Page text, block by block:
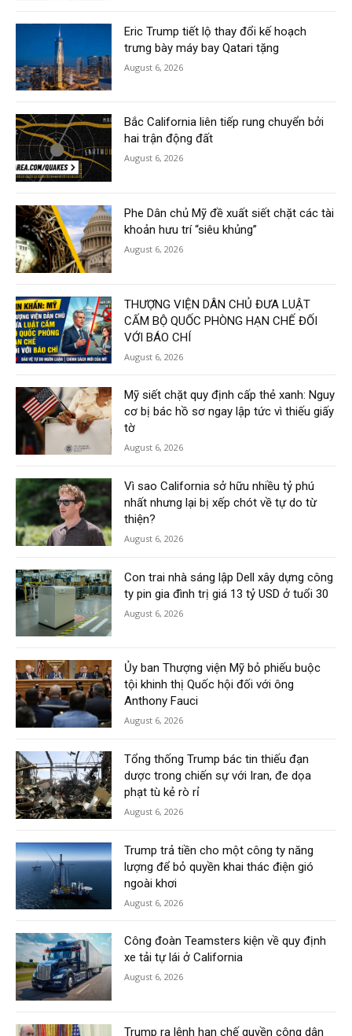
Eric Trump tiết lộ thay đổi kế hoạch
trưng bày máy bay Qatari tặng
August 6, 2026
Bắc California liên tiếp rung chuyển bởi
hai trận động đất
August 6, 2026
Phe Dân chủ Mỹ đề xuất siết chặt các tài
khoản hưu trí “siêu khủng”
August 6, 2026
THƯỢNG VIỆN DÂN CHỦ ĐƯA LUẬT
CẤM BỘ QUỐC PHÒNG HẠN CHẾ ĐỐI
VỚI BÁO CHÍ
August 6, 2026
Mỹ siết chặt quy định cấp thẻ xanh: Nguy
cơ bị bác hồ sơ ngay lập tức vì thiếu giấy
tờ
August 6, 2026
Vì sao California sở hữu nhiều tỷ phú
nhất nhưng lại bị xếp chót về tự do từ
thiện?
August 6, 2026
Con trai nhà sáng lập Dell xây dựng công
ty pin gia đình trị giá 13 tỷ USD ở tuổi 30
August 6, 2026
Ủy ban Thượng viện Mỹ bỏ phiếu buộc
tội khinh thị Quốc hội đối với ông
Anthony Fauci
August 6, 2026
Tổng thống Trump bác tin thiếu đạn
dược trong chiến sự với Iran, đe dọa
phạt tù kẻ rò rỉ
August 6, 2026
Trump trả tiền cho một công ty năng
lượng để bỏ quyền khai thác điện gió
ngoài khơi
August 6, 2026
Công đoàn Teamsters kiện về quy định
xe tải tự lái ở California
August 6, 2026
Trump ra lệnh hạn chế quyền công dân